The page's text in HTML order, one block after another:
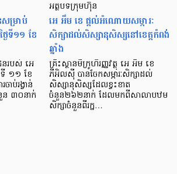
សម្រាប់
ៃទី១១ ខែ
នរបស់ អេ
ទី ១១ ខែ
ប់រង្វាន់
ន ៣០នាក់
អត្ថបទក្រុមហ៊ុន
អេ អឹម ខេ ផ្តល់អំណោយសម្ភារៈ
សិក្សាដល់សិស្សានុសិស្សនៅខេត្តកំពង់
ឆ្នាំង
គ្រឹះស្ថានមីក្រូហិរញ្ញវត្ថុ អេ អឹម ខេ
ភីអិលស៊ី បានចែកសម្ភារៈសិក្សាដល់
សិស្សានុសិស្សដែលខ្វះខាត
ចំនួន២៦២នាក់ ដែលមកពីសាលាបឋម
សិក្សាចំនួនពីរក្ន…